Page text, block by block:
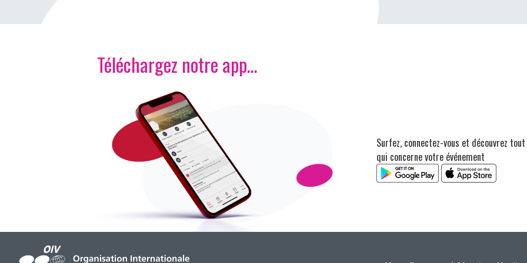
Téléchargez notre app…
Surfez, connectez-vous et découvrez
qui concerne votre événement